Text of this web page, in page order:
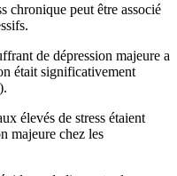
chronique peut être associé
de dépression majeure a
était significativement
élevés de stress étaient
majeure chez les